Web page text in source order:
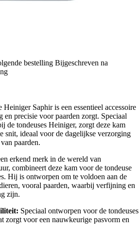
bestelling Bijgeschreven na
Saphir is een essentieel accessoire
en precisie voor paarden zorgt. Speciaal
de tondeuses Heiniger, zorgt deze kam
snit, ideaal voor de dagelijkse verzorging
paarden.
erkend merk in de wereld van
combineert deze kam voor de tondeuse
Hij is ontworpen om te voldoen aan de
vooral paarden, waarbij verfijning en
zijn.
Speciaal ontworpen voor de tondeuses
zorgt voor een nauwkeurige pasvorm en